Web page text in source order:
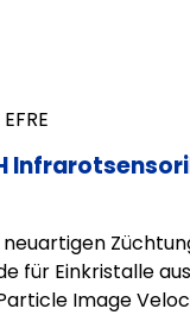
EFRE
für Einkristalle
Image